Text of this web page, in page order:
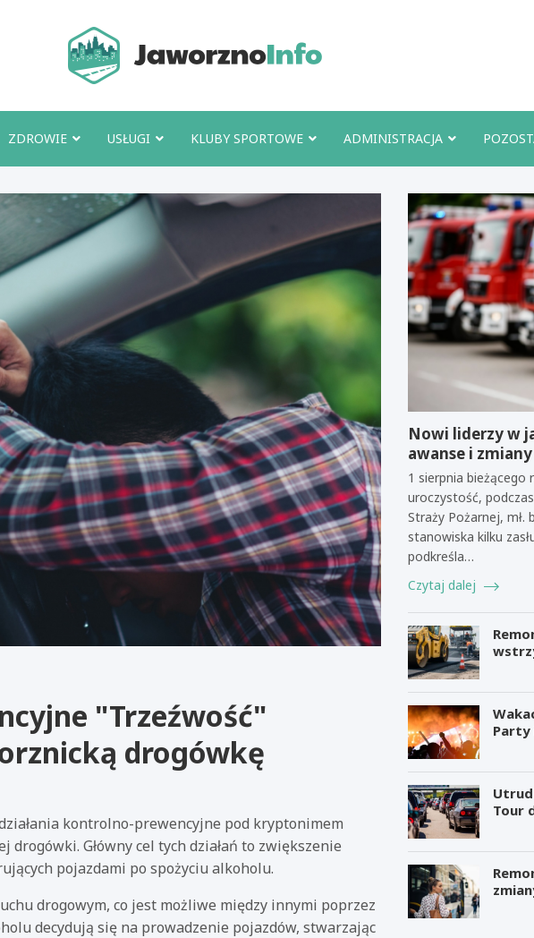
ZDROWIE USŁUGI KLUBY SPORTOWE ADMINISTRACJA
"Trzeźwość"
drogówkę
kontrolno-prewencyjne pod kryptonimem
Główny cel tych działań to zwiększenie
pojazdami po spożyciu alkoholu.
drogowym, co jest możliwe między innymi poprzez
decydują się na prowadzenie pojazdów, stwarzając
Nowi liderzy w
awanse i
1 sierpnia bieżącego
uroczystość,
Straży Pożarnej, mł.
stanowiska kilku
podkreśla…
Czytaj dalej
Party
Tour